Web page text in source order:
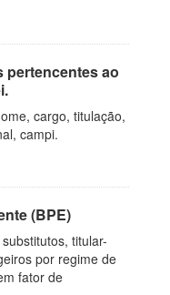
pertencentes ao
cargo, titulação,
campi.
(BPE)
titular-
por regime de
fator de